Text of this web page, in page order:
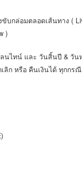
บกล่อมตลอดเส้นทาง (
)
นไทน์ และ วันสิ้นปี & วัน
ลิก หรือ คืนเงินได้ ทุกกร